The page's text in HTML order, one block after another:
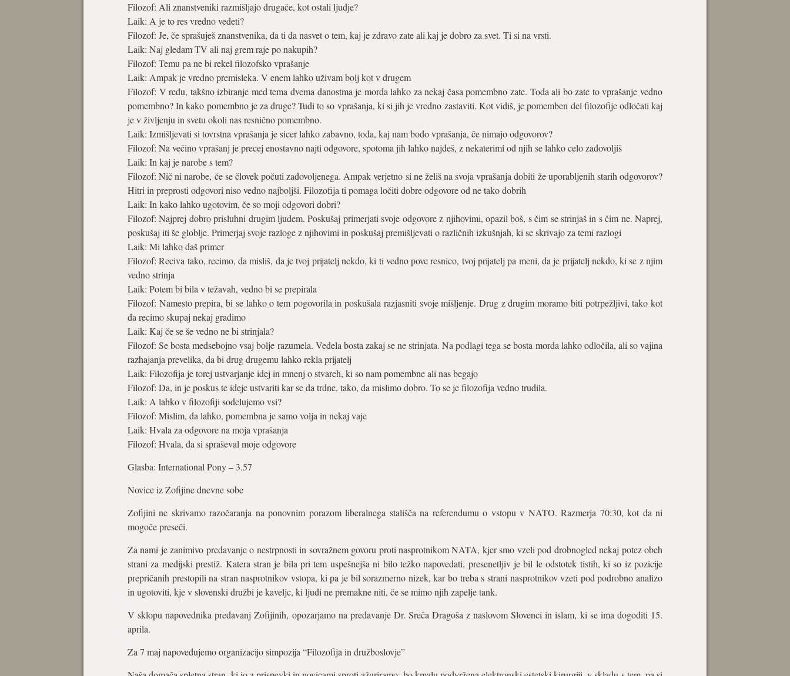
Filozof: Ali znanstveniki razmišljajo drugače, kot ostali ljudje?
Laik: A je to res vredno vedeti?
Filozof: Je, če sprašuješ znanstvenika, da ti da nasvet o tem, kaj je zdravo zate ali kaj je dobro za svet. Ti si na vrsti.
Laik: Naj gledam TV ali naj grem raje po nakupih?
Filozof: Temu pa ne bi rekel filozofsko vprašanje
Laik: Ampak je vredno premisleka. V enem lahko uživam bolj kot v drugem
Filozof: V redu, takšno izbiranje med tema dvema danostma je morda lahko za nekaj časa pomembno zate. Toda ali bo zate to vprašanje vedno
pomembno? In kako pomembno je za druge? Tudi to so vprašanja, ki si jih je vredno zastaviti. Kot vidiš, je pomemben del filozofije odločati kaj
je v življenju in svetu okoli nas resnično pomembno.
Laik: Izmišljevati si tovrstna vprašanja je sicer lahko zabavno, toda, kaj nam bodo vprašanja, če nimajo odgovorov?
Filozof: Na večino vprašanj je precej enostavno najti odgovore, spotoma jih lahko najdeš, z nekaterimi od njih se lahko celo zadovoljiš
Laik: In kaj je narobe s tem?
Filozof: Nič ni narobe, če se človek počuti zadovoljenega. Ampak verjetno si ne želiš na svoja vprašanja dobiti že uporabljenih starih odgovorov?
Hitri in preprosti odgovori niso vedno najboljši. Filozofija ti pomaga ločiti dobre odgovore od ne tako dobrih
Laik: In kako lahko ugotovim, če so moji odgovori dobri?
Filozof: Najprej dobro prisluhni drugim ljudem. Poskušaj primerjati svoje odgovore z njihovimi, opazil boš, s čim se strinjaš in s čim ne. Naprej,
poskušaj iti še globlje. Primerjaj svoje razloge z njihovimi in poskušaj premišljevati o različnih izkušnjah, ki se skrivajo za temi razlogi
Laik: Mi lahko daš primer
Filozof: Reciva tako, recimo, da misliš, da je tvoj prijatelj nekdo, ki ti vedno pove resnico, tvoj prijatelj pa meni, da je prijatelj nekdo, ki se z njim
vedno strinja
Laik: Potem bi bila v težavah, vedno bi se prepirala
Filozof: Namesto prepira, bi se lahko o tem pogovorila in poskušala razjasniti svoje mišljenje. Drug z drugim moramo biti potrpežljivi, tako kot
da recimo skupaj nekaj gradimo
Laik: Kaj če se še vedno ne bi strinjala?
Filozof: Se bosta medsebojno vsaj bolje razumela. Vedela bosta zakaj se ne strinjata. Na podlagi tega se bosta morda lahko odločila, ali so vajina
razhajanja prevelika, da bi drug drugemu lahko rekla prijatelj
Laik: Filozofija je torej ustvarjanje idej in mnenj o stvareh, ki so nam pomembne ali nas begajo
Filozof: Da, in je poskus te ideje ustvariti kar se da trdne, tako, da mislimo dobro. To se je filozofija vedno trudila.
Laik: A lahko v filozofiji sodelujemo vsi?
Filozof: Mislim, da lahko, pomembna je samo volja in nekaj vaje
Laik: Hvala za odgovore na moja vprašanja
Filozof: Hvala, da si spraševal moje odgovore
Glasba: International Pony – 3.57
Novice iz Zofijine dnevne sobe
Zofijini ne skrivamo razočaranja na ponovnim porazom liberalnega stališča na referendumu o vstopu v NATO. Razmerja 70:30, kot da ni
mogoče preseči.
Za nami je zanimivo predavanje o nestrpnosti in sovražnem govoru proti nasprotnikom NATA, kjer smo vzeli pod drobnogled nekaj potez obeh
strani za medijski prestiž. Katera stran je bila pri tem uspešnejša ni bilo težko napovedati, presenetljiv je bil le odstotek tistih, ki so iz pozicije
prepričanih prestopili na stran nasprotnikov vstopa, ki pa je bil sorazmerno nizek, kar bo treba s strani nasprotnikov vzeti pod podrobno analizo
in ugotoviti, kje v slovenski družbi je kaveljc, ki ljudi ne premakne niti, če se mimo njih zapelje tank.
V sklopu napovednika predavanj Zofijinih, opozarjamo na predavanje Dr. Sreča Dragoša z naslovom Slovenci in islam, ki se ima dogoditi 15.
aprila.
Za 7 maj napovedujemo organizacijo simpozija “Filozofija in družboslovje”